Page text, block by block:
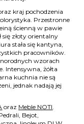
kraj pochodzenia
Przestronne
ścienną w pawie
złoty orientalny
stała się kantyna,
pracowników.
wzorach
Intensywna, żółta
kuchnia nie są
jednak nadają jej
oraz Meble NOTI.
Bejot,